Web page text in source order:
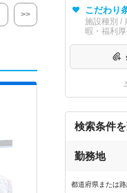
>> こだわり
施設種別 /
暇・福利
検索条件
勤務地
都道府県または